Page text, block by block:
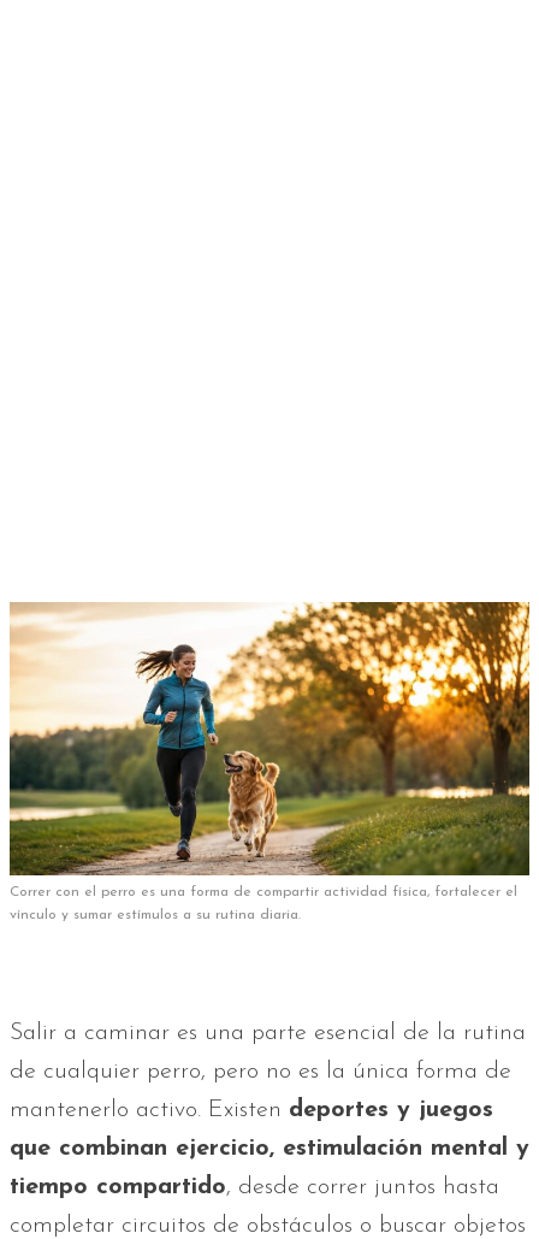
Correr con el perro es una forma de compartir actividad física, fortalecer el
vínculo y sumar estímulos a su rutina diaria.
Salir a caminar es una parte esencial de la rutina
de cualquier perro, pero no es la única forma de
mantenerlo activo. Existen deportes y juegos
que combinan ejercicio, estimulación mental y
tiempo compartido, desde correr juntos hasta
completar circuitos de obstáculos o buscar objetos